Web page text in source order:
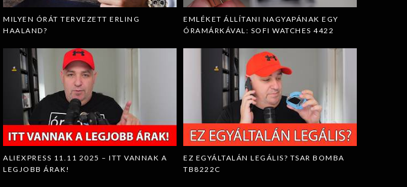
MILYEN ÓRÁT TERVEZETT ERLING
HAALAND?
EMLÉKET ÁLLÍTANI NAGYAPÁNAK EGY
ÓRAMÁRKÁVAL: SOFI WATCHES 4422
ALIEXPRESS 11.11 2025 – ITT VANNAK A
LEGJOBB ÁRAK!
EZ EGYÁLTALÁN LEGÁLIS? TSAR BOMBA
TB8222C